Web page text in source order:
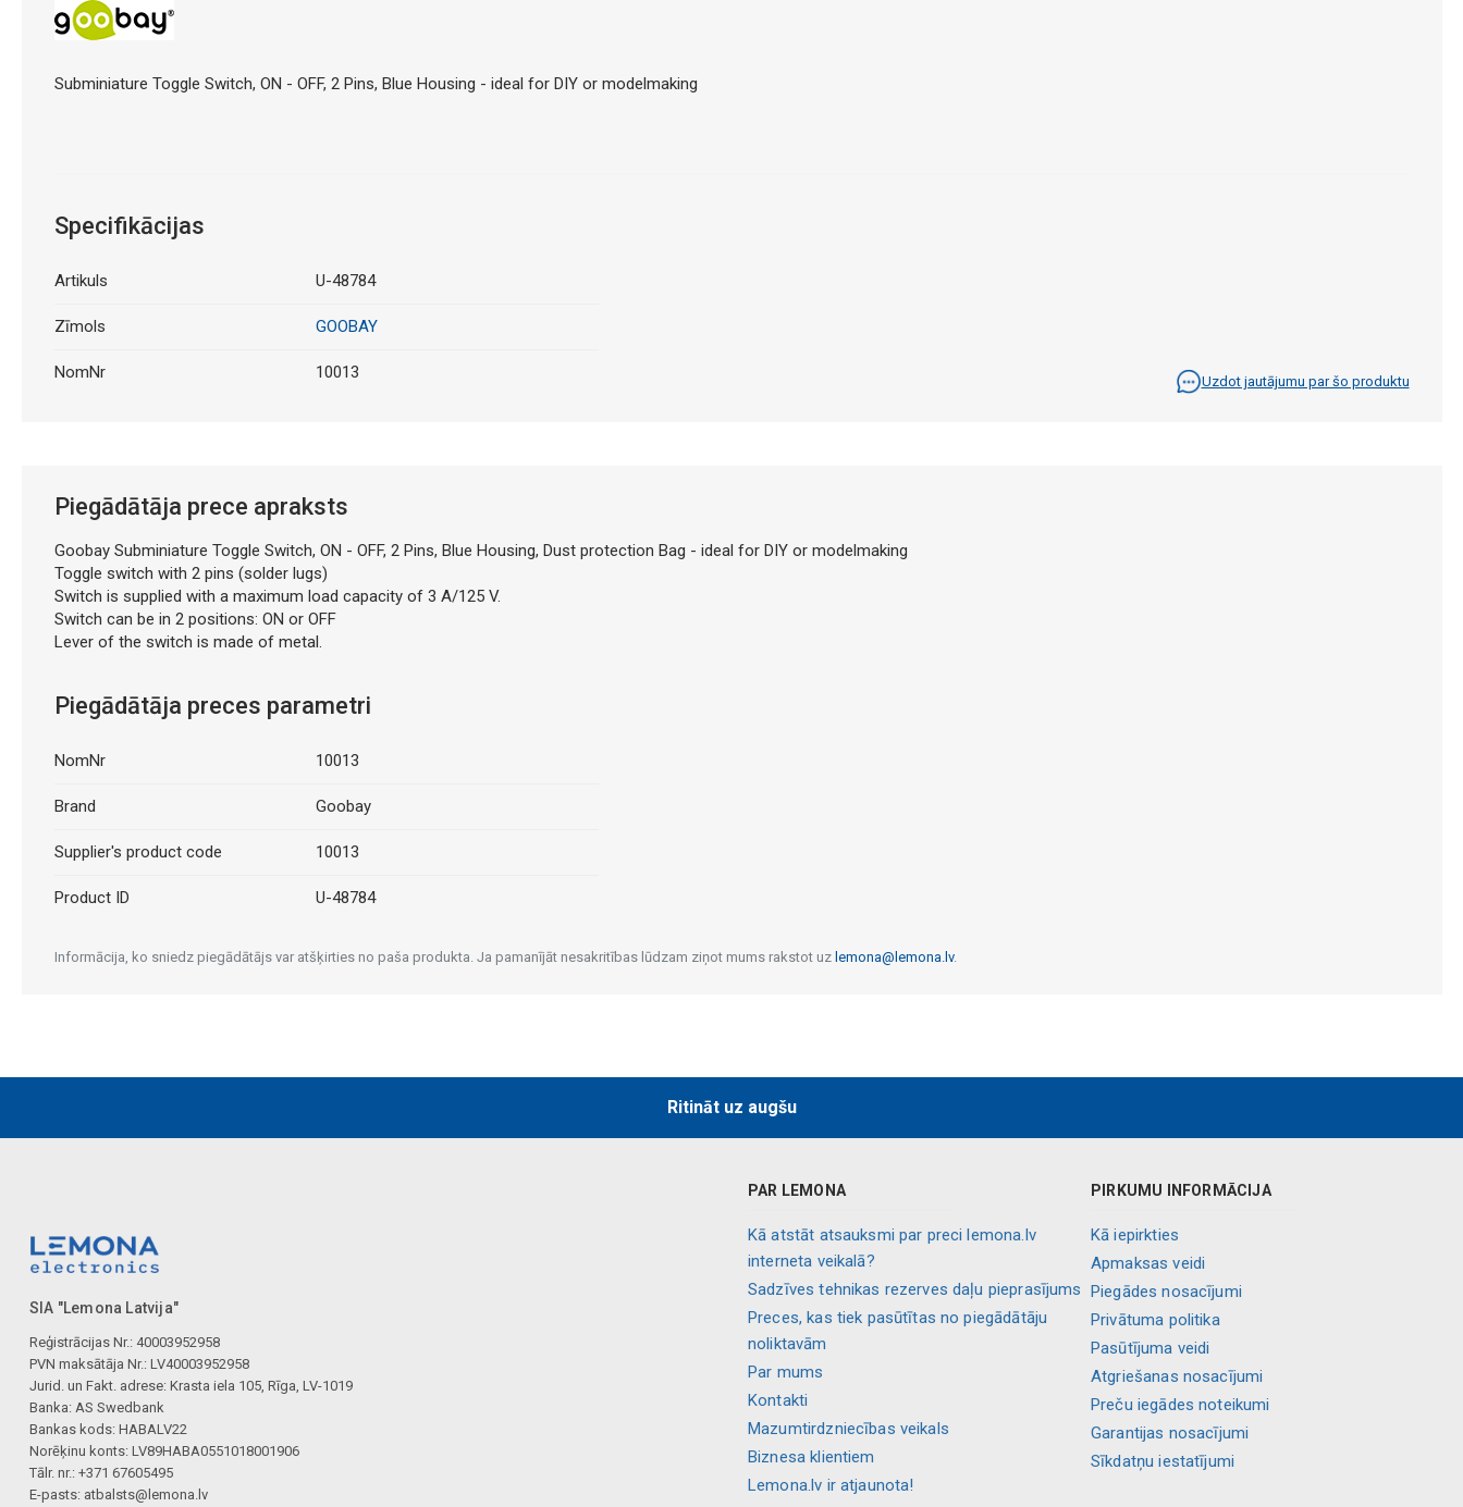
Subminiature Toggle Switch, ON - OFF, 2 Pins, Blue Housing - ideal for DIY or modelmaking
Specifikācijas
Artikuls U-48784
Zīmols GOOBAY
NomNr 10013 Uzdot jautājumu par šo produktu
Piegādātāja prece apraksts
Goobay Subminiature Toggle Switch, ON - OFF, 2 Pins, Blue Housing, Dust protection Bag - ideal for DIY or modelmaking
Toggle switch with 2 pins (solder lugs)
Switch is supplied with a maximum load capacity of 3 A/125 V.
Switch can be in 2 positions: ON or OFF
Lever of the switch is made of metal.
Piegādātāja preces parametri
NomNr 10013
Brand Goobay
Supplier's product code 10013
Product ID U-48784
Informācija, ko sniedz piegādātājs var atšķirties no paša produkta. Ja pamanījāt nesakritības lūdzam ziņot mums rakstot uz lemona@lemona.lv.
Ritināt uz augšu
SIA "Lemona Latvija"
Reģistrācijas Nr.: 40003952958
PVN maksātāja Nr.: LV40003952958
Jurid. un Fakt. adrese: Krasta iela 105, Rīga, LV-1019
Banka: AS Swedbank
Bankas kods: HABALV22
Norēķinu konts: LV89HABA0551018001906
Tālr. nr.: +371 67605495
E-pasts: atbalsts@lemona.lv
PAR LEMONA
Kā atstāt atsauksmi par preci lemona.lv
interneta veikalā?
Sadzīves tehnikas rezerves daļu pieprasījums
Preces, kas tiek pasūtītas no piegādātāju
noliktavām
Par mums
Kontakti
Mazumtirdzniecības veikals
Biznesa klientiem
Lemona.lv ir atjaunota!
PIRKUMU INFORMĀCIJA
Kā iepirkties
Apmaksas veidi
Piegādes nosacījumi
Privātuma politika
Pasūtījuma veidi
Atgriešanas nosacījumi
Preču iegādes noteikumi
Garantijas nosacījumi
Sīkdatņu iestatījumi